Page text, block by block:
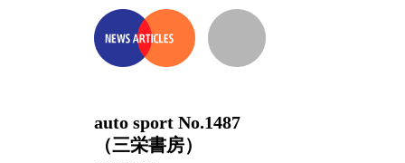
auto sport No.1487
（三栄書房）